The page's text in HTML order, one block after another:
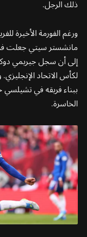
ذلك الرجل.
ورغم الفورمة الأخيرة
مانشستر سيتي جعلت
إلى أن سجل جيريمي
لكأس الاتحاد
ببناء فريقه في
الخاسرة.